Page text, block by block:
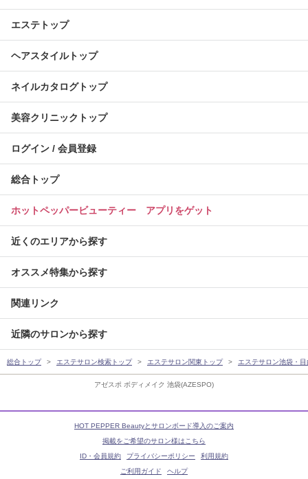
アゼスポ ボディメイク 池袋(AZESPO)
エステトップ
ヘアスタイルトップ
ネイルカタログトップ
美容クリニックトップ
ログイン / 会員登録
総合トップ
ホットペッパービューティー アプリをゲット
近くのエリアから探す
オススメ特集から探す
関連リンク
近隣のサロンから探す
総合トップ エステサロン検索トップ エステサロン関東トップ エステサロン池袋・
HOT PEPPER Beautyとサロンボード導入のご案内
掲載をご希望のサロン様はこちら
ID・会員規約
プライバシーポリシー
利用規約
ご利用ガイド
ヘルプ